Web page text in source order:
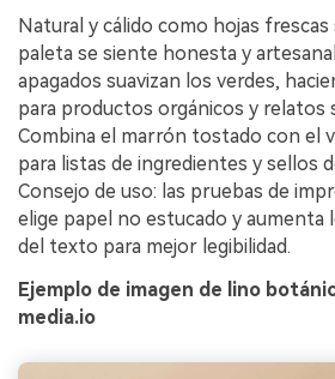
Natural y cálido como hojas
paleta se siente honesta y
apagados suavizan los verdes,
para productos orgánicos y relatos
Combina el marrón tostado con el
para listas de ingredientes y sellos
Consejo de uso: las pruebas de
elige papel no estucado y
del texto para mejor legibilidad.
Ejemplo de imagen de lino
media.io